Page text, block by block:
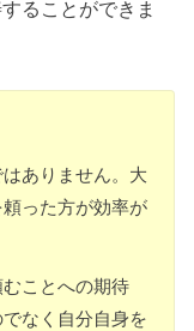
ることができま
ありません。大
った方が効率が
ことへの期待
なく自分自身を